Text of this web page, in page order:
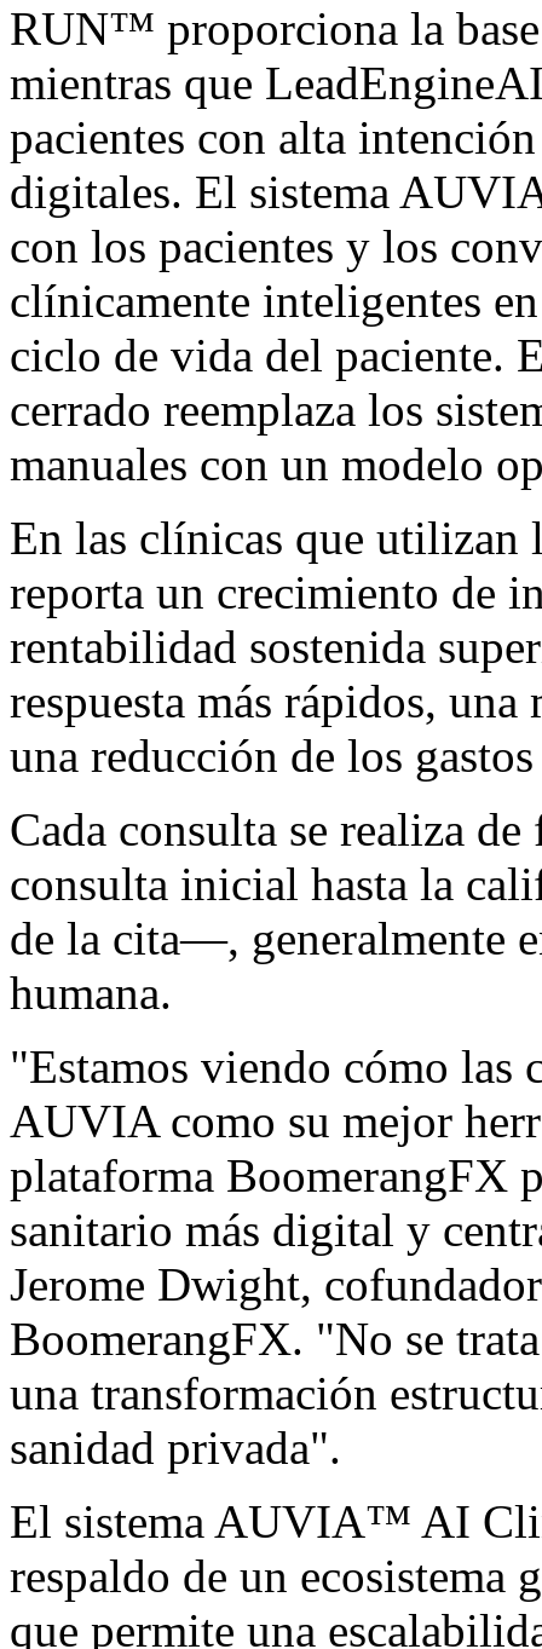
RUN™ proporciona la
mientras que
pacientes con alta
digitales. El sistema
con los pacientes y los
clínicamente inteligentes
ciclo de vida del paciente.
cerrado reemplaza los
manuales con un modelo
En las clínicas que utilizan
reporta un crecimiento de
rentabilidad sostenida
respuesta más rápidos,
una reducción de los
Cada consulta se realiza
consulta inicial hasta la
de la cita—, generalmente
humana.
"Estamos viendo cómo las
AUVIA como su mejor
plataforma BoomerangFX
sanitario más digital y
Jerome Dwight,
BoomerangFX. "No se
una transformación
sanidad privada".
El sistema AUVIA™ AI
respaldo de un ecosistema
que permite una